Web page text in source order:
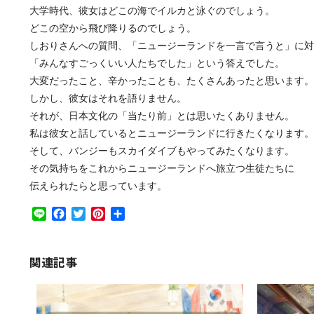
大学時代、彼女はどこの海でイルカと泳ぐのでしょう。
どこの空から飛び降りるのでしょう。
しおりさんへの質問、「ニュージーランドを一言で言うと」に
「みんなすごっくいい人たちでした」という答えでした。
大変だったこと、辛かったことも、たくさんあったと思います。
しかし、彼女はそれを語りません。
それが、日本文化の「当たり前」とは思いたくありません。
私は彼女と話しているとニュージーランドに行きたくなります。
そして、バンジーもスカイダイブもやってみたくなります。
その気持ちをこれからニュージーランドへ旅立つ生徒たちに
伝えられたらと思っています。
Line Facebook
TwitterPinterest
関連記事